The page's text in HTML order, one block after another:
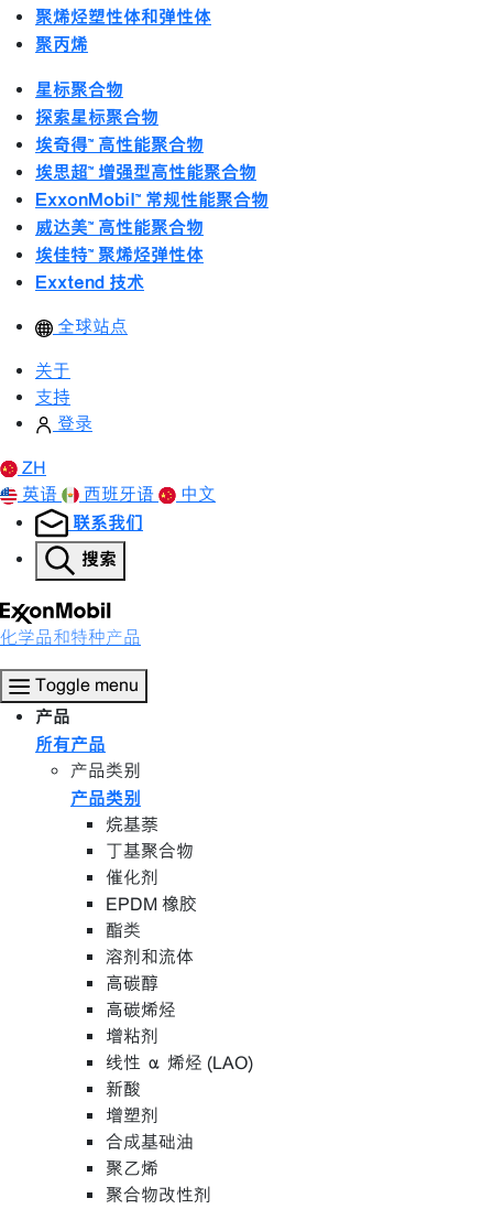
聚烯烃塑性体和弹性体
聚丙烯
星标聚合物
探索星标聚合物
埃奇得™ 高性能聚合物
埃思超™ 增强型高性能聚合物
ExxonMobil™ 常规性能聚合物
威达美™ 高性能聚合物
埃佳特™ 聚烯烃弹性体
Exxtend 技术
全球站点
关于
支持
登录
ZH
英语
西班牙语 中文
联系我们
搜索
化学品和特种产品
Toggle menu
产品
所有产品
产品类别
产品类别
烷基萘
丁基聚合物
催化剂
EPDM 橡胶
酯类
溶剂和流体
高碳醇
高碳烯烃
增粘剂
线性 α 烯烃 (LAO)
新酸
增塑剂
合成基础油
聚乙烯
聚合物改性剂